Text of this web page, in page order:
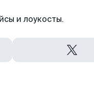
и лоукосты.